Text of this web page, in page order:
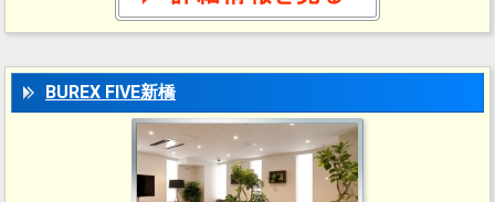
BUREX FIVE新橋